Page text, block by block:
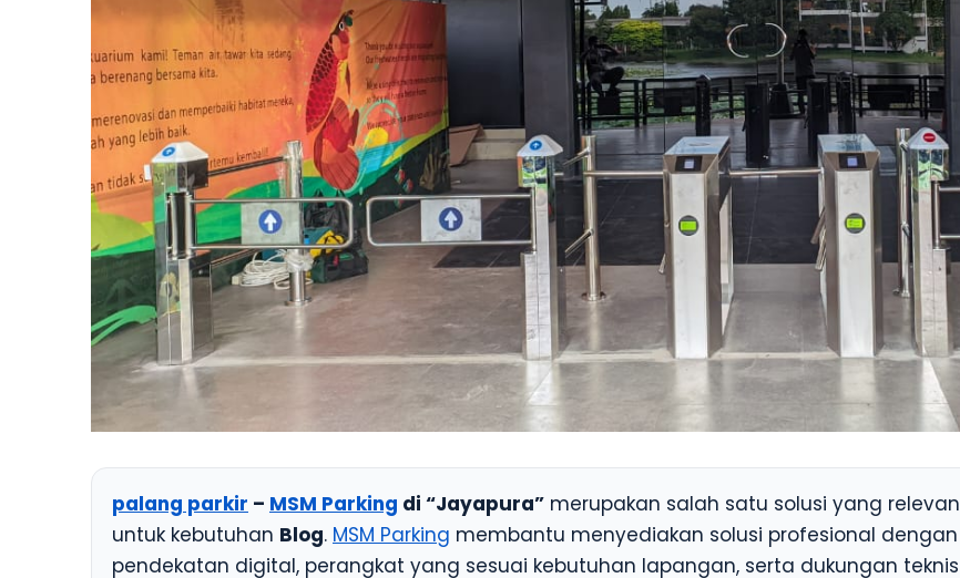
palang parkir – MSM Parking di “Jayapura” merupakan salah satu solusi yang relevan
untuk kebutuhan Blog. MSM Parking membantu menyediakan solusi profesional dengan
pendekatan digital, perangkat yang sesuai kebutuhan lapangan, serta dukungan teknis